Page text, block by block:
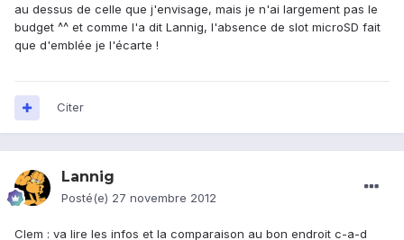
au dessus de celle que j'envisage, mais je n'ai largement pas le
budget ^^ et comme l'a dit Lannig, l'absence de slot microSD fait
que d'emblée je l'écarte !
Citer
Lannig
Posté(e) 27 novembre 2012
Clem : va lire les infos et la comparaison au bon endroit c-a-d